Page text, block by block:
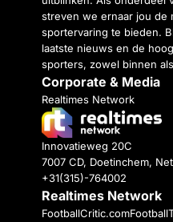
streven we ernaar jou de
sportervaring te bieden.
laatste nieuws en de
sporters, zowel binnen
Corporate & Media
Realtimes Network
Innovatieweg 20C
7007 CD, Doetinchem,
+31(315)-764002
Realtimes Network
FootballCritic.com